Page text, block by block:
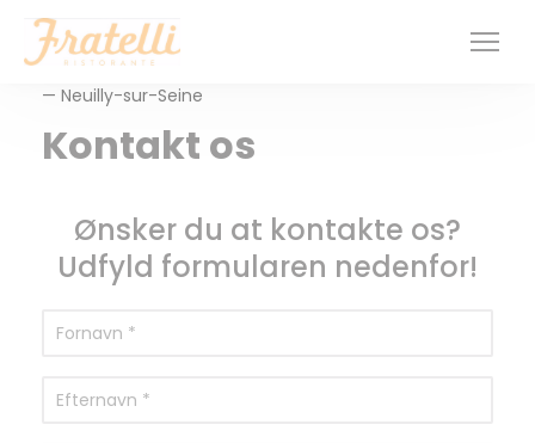
CCookie-styringspanel
— Neuilly-sur-Seine
Kontakt os
Ønsker du at kontakte os?
Udfyld formularen nedenfor!